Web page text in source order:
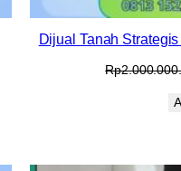
Dijual Tanah
Rp